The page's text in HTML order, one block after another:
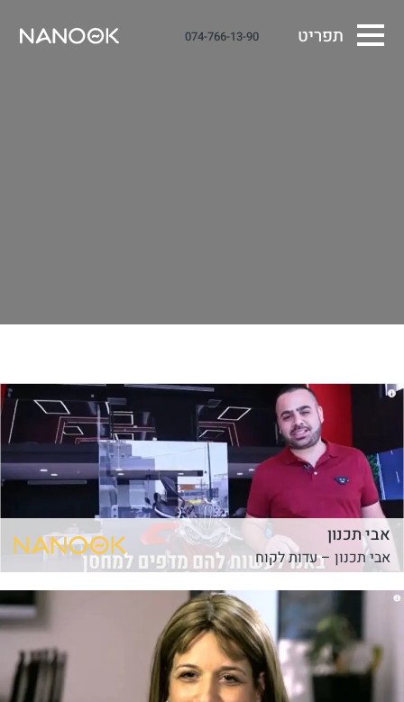
תפריט 074-766-13-90
אבי תכנון
אבי תכנון – עדות לקוח